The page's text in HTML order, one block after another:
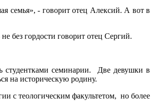
семья», - говорит отец Алексий. А вот в
без гордости говорит отец Сергий.
студентками семинарии. Две девушки в
на историческую родину.
с теологическим факультетом, но более